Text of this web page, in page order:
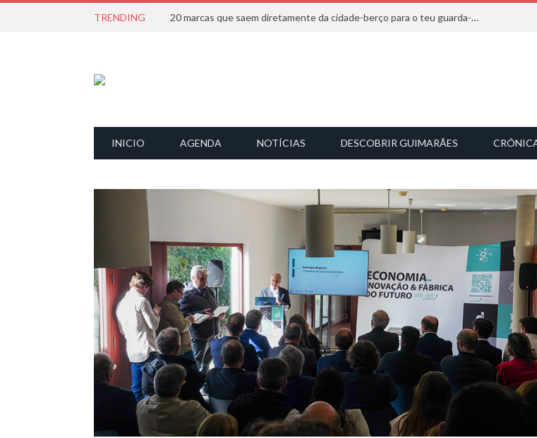
TRENDING 20 marcas que saem diretamente da cidade-berço para o teu guarda-roupa
INICIO AGENDA NOTÍCIAS DESCOBRIR GUIMARÃES